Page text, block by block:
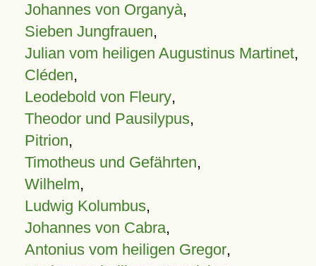
Johannes von Organyà,
Sieben Jungfrauen,
Julian vom heiligen Augustinus Martinet,
Cléden,
Leodebold von Fleury,
Theodor und Pausilypus,
Pitrion,
Timotheus und Gefährten,
Wilhelm,
Ludwig Kolumbus,
Johannes von Cabra,
Antonius vom heiligen Gregor,